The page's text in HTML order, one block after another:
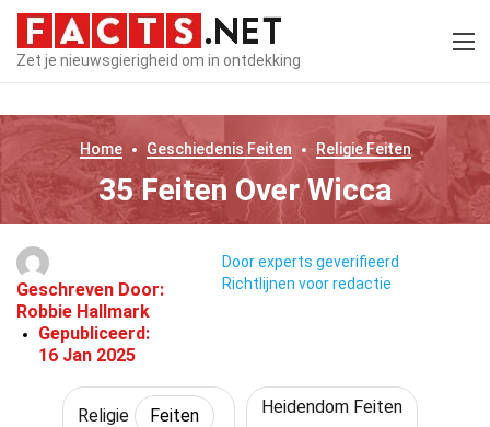
Zet je nieuwsgierigheid om in ontdekking
Home Geschiedenis Feiten ReligieFeiten
35 Feiten Over Wicca
Geschreven Door:
Robbie Hallmark
Gepubliceerd:
16 Jan 2025
Door experts geverifieerd
Richtlijnen voor redactie
Religie Feiten Heidendom Feiten